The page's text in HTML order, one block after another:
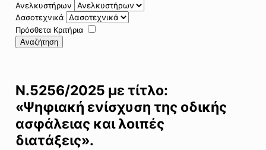
Ανελκυστήρων
Δασοτεχνικά
Πρόσθετα Κριτήρια
Αναζήτηση
Ν.5256/2025 με τίτλο:
«Ψηφιακή ενίσχυση της οδικής
ασφάλειας και λοιπές
διατάξεις».